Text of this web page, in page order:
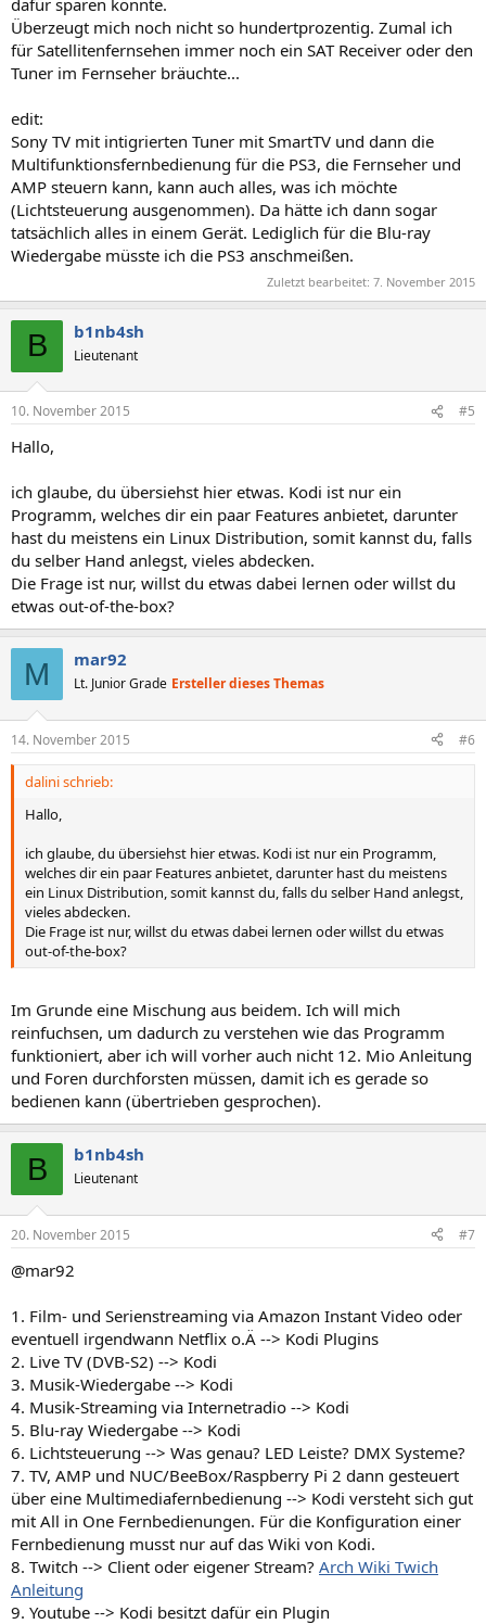
dafür sparen könnte.
Überzeugt mich noch nicht so hundertprozentig. Zumal ich
für Satellitenfernsehen immer noch ein SAT Receiver oder den
Tuner im Fernseher bräuchte...
edit:
Sony TV mit intigrierten Tuner mit SmartTV und dann die
Multifunktionsfernbedienung für die PS3, die Fernseher und
AMP steuern kann, kann auch alles, was ich möchte
(Lichtsteuerung ausgenommen). Da hätte ich dann sogar
tatsächlich alles in einem Gerät. Lediglich für die Blu-ray
Wiedergabe müsste ich die PS3 anschmeißen.
Zuletzt bearbeitet: 7. November 2015
B b1nb4sh
Lieutenant
10. November 2015 #5
Hallo,
ich glaube, du übersiehst hier etwas. Kodi ist nur ein
Programm, welches dir ein paar Features anbietet, darunter
hast du meistens ein Linux Distribution, somit kannst du, falls
du selber Hand anlegst, vieles abdecken.
Die Frage ist nur, willst du etwas dabei lernen oder willst du
etwas out-of-the-box?
M mar92
Lt. Junior Grade Ersteller dieses Themas
14. November 2015 #6
dalini schrieb:
Hallo,
ich glaube, du übersiehst hier etwas. Kodi ist nur ein Programm,
welches dir ein paar Features anbietet, darunter hast du meistens
ein Linux Distribution, somit kannst du, falls du selber Hand anlegst,
vieles abdecken.
Die Frage ist nur, willst du etwas dabei lernen oder willst du etwas
out-of-the-box?
Im Grunde eine Mischung aus beidem. Ich will mich
reinfuchsen, um dadurch zu verstehen wie das Programm
funktioniert, aber ich will vorher auch nicht 12. Mio Anleitung
und Foren durchforsten müssen, damit ich es gerade so
bedienen kann (übertrieben gesprochen).
B b1nb4sh
Lieutenant
20. November 2015 #7
@mar92
1. Film- und Serienstreaming via Amazon Instant Video oder
eventuell irgendwann Netflix o.Ä --> Kodi Plugins
2. Live TV (DVB-S2) --> Kodi
3. Musik-Wiedergabe --> Kodi
4. Musik-Streaming via Internetradio --> Kodi
5. Blu-ray Wiedergabe --> Kodi
6. Lichtsteuerung --> Was genau? LED Leiste? DMX Systeme?
7. TV, AMP und NUC/BeeBox/Raspberry Pi 2 dann gesteuert
über eine Multimediafernbedienung --> Kodi versteht sich gut
mit All in One Fernbedienungen. Für die Konfiguration einer
Fernbedienung musst nur auf das Wiki von Kodi.
8. Twitch --> Client oder eigener Stream? Arch Wiki Twich
Anleitung
9. Youtube --> Kodi besitzt dafür ein Plugin